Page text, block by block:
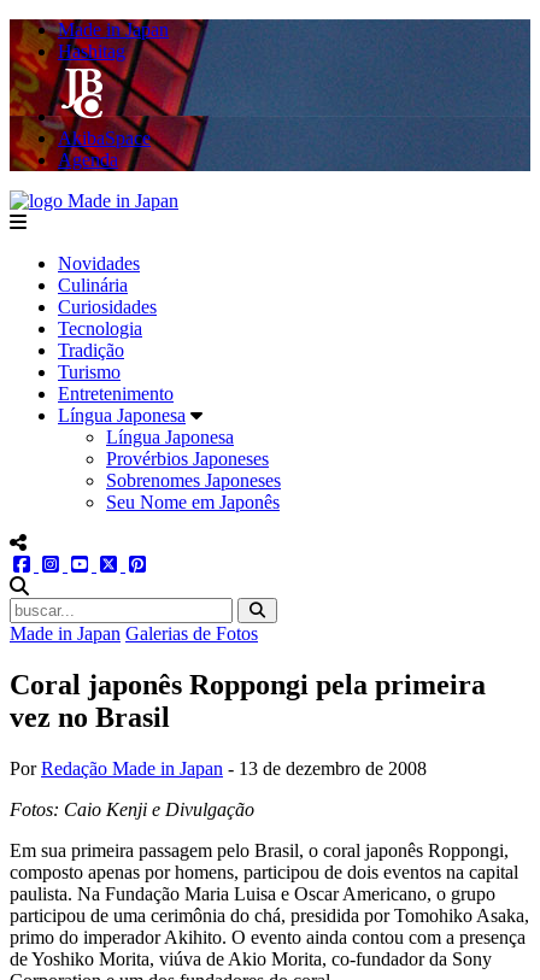
Made in Japan
Hashitag
AkibaSpace
Agenda
menu
Novidades
Culinária
Curiosidades
Tecnologia
Tradição
Turismo
Entretenimento
Língua Japonesa
Língua Japonesa
Provérbios Japoneses
Sobrenomes Japoneses
Seu Nome em Japonês
menu redes social
facebookinstagram
youtube
twitter
Made in Japan Galerias de Fotos
Coral japonês Roppongi pela primeira
vez no Brasil
PorRedação Made in Japan - 13 de dezembro de 2008
Fotos: Caio Kenji e Divulgação
Em sua primeira passagem pelo Brasil, o coral japonês Roppongi,
composto apenas por homens, participou de dois eventos na capital
paulista. Na Fundação Maria Luisa e Oscar Americano, o grupo
participou de uma cerimônia do chá, presidida por Tomohiko Asaka,
primo do imperador Akihito. O evento ainda contou com a presença
de Yoshiko Morita, viúva de Akio Morita, co-fundador da Sony